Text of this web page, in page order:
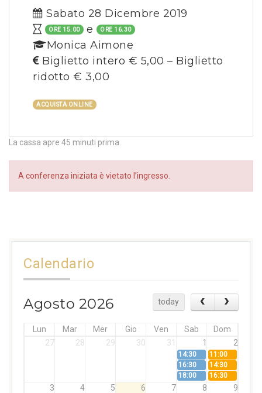
Sabato 28 Dicembre 2019
ORE 15.00 e ORE 16.30
Monica Aimone
Biglietto intero € 5,00 – Biglietto
ridotto € 3,00
ACQUISTA ONLINE
La cassa apre 45 minuti prima.
A conferenza iniziata è vietato l’ingresso.
Calendario
Agosto 2026 today
Lun Mar Mer Gio Ven Sab
Dom
27
28 29 30 31 1 2
14:30
11:00
16:30
14:30
18:00
16:30
3 4 5 6 7 8 9